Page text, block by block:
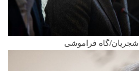
شجریان/گاه فراموشی